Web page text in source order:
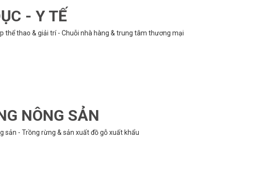
- Y TẾ
thể thao & giải trí - Chuỗi nhà hàng & trung tâm thương mại
NÔNG SẢN
sản - Trồng rừng & sản xuất đồ gỗ xuất khẩu